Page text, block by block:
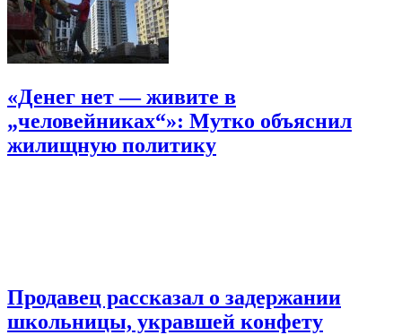
«Денег нет — живите в
„человейниках“»: Мутко объяснил
жилищную политику
Продавец рассказал о задержании
школьницы, укравшей конфету